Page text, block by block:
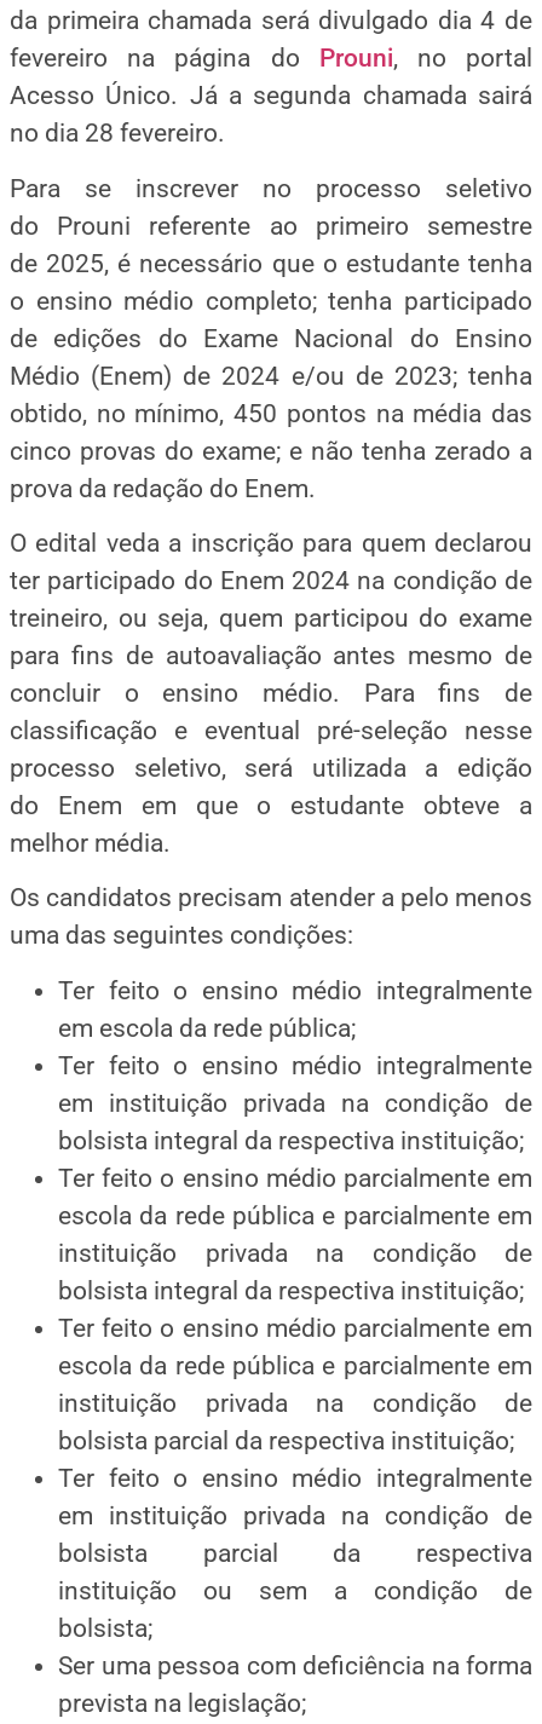
da primeira chamada será divulgado dia 4 de
fevereiro na página do Prouni, no portal
Acesso Único. Já a segunda chamada sairá
no dia 28 fevereiro.
Para se inscrever no processo seletivo
do Prouni referente ao primeiro semestre
de 2025, é necessário que o estudante tenha
o ensino médio completo; tenha participado
de edições do Exame Nacional do Ensino
Médio (Enem) de 2024 e/ou de 2023; tenha
obtido, no mínimo, 450 pontos na média das
cinco provas do exame; e não tenha zerado a
prova da redação do Enem.
O edital veda a inscrição para quem declarou
ter participado do Enem 2024 na condição de
treineiro, ou seja, quem participou do exame
para fins de autoavaliação antes mesmo de
concluir o ensino médio. Para fins de
classificação e eventual pré-seleção nesse
processo seletivo, será utilizada a edição
do Enem em que o estudante obteve a
melhor média.
Os candidatos precisam atender a pelo menos
uma das seguintes condições:
Ter feito o ensino médio integralmente
em escola da rede pública;
Ter feito o ensino médio integralmente
em instituição privada na condição de
bolsista integral da respectiva instituição;
Ter feito o ensino médio parcialmente em
escola da rede pública e parcialmente em
instituição privada na condição de
bolsista integral da respectiva instituição;
Ter feito o ensino médio parcialmente em
escola da rede pública e parcialmente em
instituição privada na condição de
bolsista parcial da respectiva instituição;
Ter feito o ensino médio integralmente
em instituição privada na condição de
bolsista parcial da respectiva
instituição ou sem a condição de
bolsista;
Ser uma pessoa com deficiência na forma
prevista na legislação;